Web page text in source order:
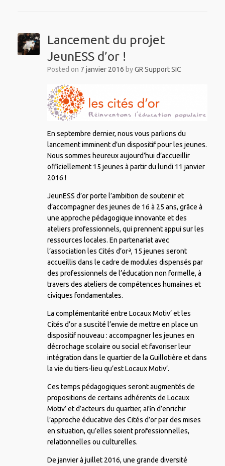
Lancement du projet
JeunESS d’or !
Posted on 7 janvier 2016 byGR Support SIC
En septembre dernier, nous vous parlions du
lancement imminent d’un dispositif pour les jeunes.
Nous sommes heureux aujourd’hui d’accueillir
officiellement 15 jeunes à partir du lundi 11 janvier
2016 !
JeunESS d’or porte l’ambition de soutenir et
d’accompagner des jeunes de 16 à 25 ans, grâce à
une approche pédagogique innovante et des
ateliers professionnels, qui prennent appui sur les
ressources locales. En partenariat avec
l’association les Cités d’orª, 15 jeunes seront
accueillis dans le cadre de modules dispensés par
des professionnels de l’éducation non formelle, à
travers des ateliers de compétences humaines et
civiques fondamentales.
La complémentarité entre Locaux Motiv’ et les
Cités d’or a suscité l’envie de mettre en place un
dispositif nouveau : accompagner les jeunes en
décrochage scolaire ou social et favoriser leur
intégration dans le quartier de la Guillotière et dans
la vie du tiers-lieu qu’est Locaux Motiv’.
Ces temps pédagogiques seront augmentés de
propositions de certains adhérents de Locaux
Motiv’ et d’acteurs du quartier, afin d’enrichir
l’approche éducative des Cités d’or par des mises
en situation, qu’elles soient professionnelles,
relationnelles ou culturelles.
De janvier à juillet 2016, une grande diversité